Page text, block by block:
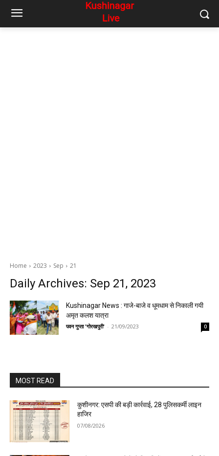
Home 2023 Sep 21
Daily Archives: Sep 21, 2023
Kushinagar News : गाजे-बाजे व धूमधाम से निकाली गयी
अमृत कलश यात्रा
पवन गुप्ता 'गोरखपुरी' - 21/09/2023 0
MOST READ
कुशीनगर: एसपी की बड़ी कार्रवाई, 28 पुलिसकर्मी लाइन
हाजिर
07/08/2026